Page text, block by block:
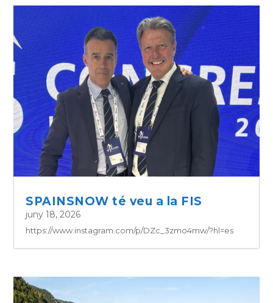
SPAINSNOW té veu a la FIS
juny 18, 2026
https://www.instagram.com/p/DZc_3zmo4mw/?hl=es